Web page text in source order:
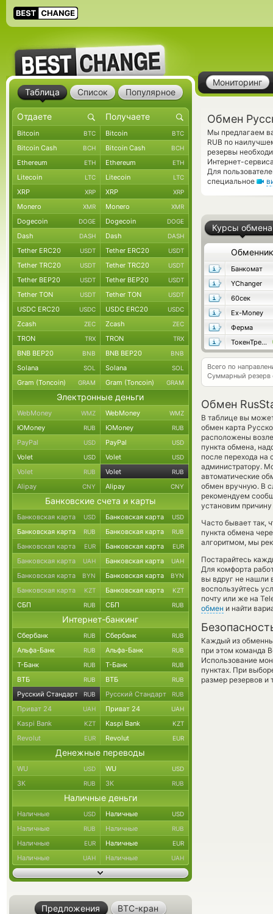
Мониторинг
Обмен
Мы предлагаем
RUB по
резервы
Интернет-
Для
специальное
Курсы обмена
Обменник
Банкомат
YChanger
60сек
Ex-Money
Ферма
ТокенТрейд
Всего по
Суммарный резерв
Обмен
В таблице вы
обмен карта
расположены
пункта обмена,
после перехода на
администратору.
автоматические
обмен вручную. В
рекомендуем
установим
Часто бывает так,
пункта обмена
алгоритмом, мы
Постарайтесь
Для комфорта
вы вдруг не нашли
воспользуйтесь
почту или же на
обмен и найти
Каждый из
при этом команда
Использование
пунктах. При
размер резервов и
Таблица Список Популярное
Bitcoin BTC Bitcoin BTC
Bitcoin Cash BCH Bitcoin Cash BCH
Ethereum ETH Ethereum ETH
Litecoin LTC Litecoin LTC
XRP XRP XRP XRP
Monero XMR Monero XMR
Dogecoin DOGE Dogecoin DOGE
Dash DASH Dash DASH
Tether ERC20 USDT Tether ERC20 USDT
Tether TRC20 USDT Tether TRC20 USDT
Tether BEP20 USDT Tether BEP20 USDT
Tether TON USDT Tether TON USDT
USDC ERC20 USDC USDC ERC20 USDC
Zcash ZEC Zcash ZEC
TRON TRX TRON TRX
BNB BEP20 BNB BNB BEP20 BNB
Solana SOL Solana SOL
Gram (Toncoin) GRAM Gram (Toncoin) GRAM
Электронные деньги
WebMoney WMZ WebMoney WMZ
ЮMoney RUB ЮMoney RUB
PayPal USD PayPal USD
Volet USD Volet USD
Volet RUB Volet RUB
Alipay CNY Alipay CNY
Банковские счета и карты
Банковская карта USD Банковская карта USD
Банковская карта RUB Банковская карта RUB
Банковская карта EUR Банковская карта EUR
Банковская карта UAH Банковская карта UAH
Банковская карта BYN Банковская карта BYN
Банковская карта KZT Банковская карта KZT
СБП RUB СБП RUB
Интернет-банкинг
Сбербанк RUB Сбербанк RUB
Альфа-Банк RUB Альфа-Банк RUB
Т-Банк RUB Т-Банк RUB
ВТБ RUB ВТБ RUB
Русский Стандарт RUB Русский Стандарт RUB
Приват 24 UAH Приват 24 UAH
Kaspi Bank KZT Kaspi Bank KZT
Revolut EUR Revolut EUR
Денежные переводы
WU USD WU USD
ЗК RUB ЗК RUB
Наличные деньги
Наличные USD Наличные USD
Наличные RUB Наличные RUB
Наличные EUR Наличные EUR
Наличные UAH Наличные UAH
Предложения BTC-кран